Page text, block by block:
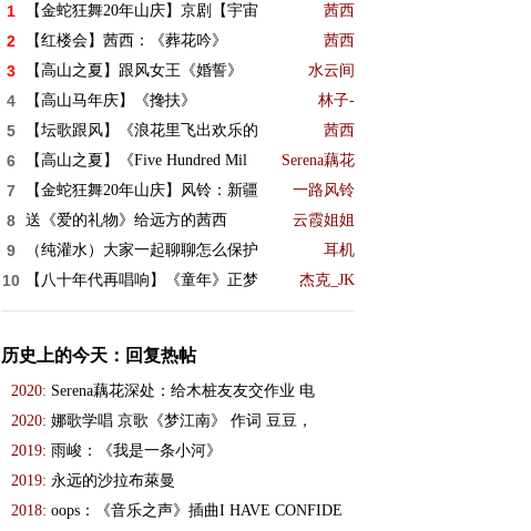
1 【金蛇狂舞20年山庆】京剧【宇宙 茜西
2 【红楼会】茜西：《葬花吟》 茜西
3 【高山之夏】跟风女王《婚誓》 水云间
4 【高山马年庆】《搀扶》 林子-
5 【坛歌跟风】《浪花里飞出欢乐的 茜西
6 【高山之夏】《Five Hundred Mil Serena藕花
7 【金蛇狂舞20年山庆】风铃：新疆 一路风铃
8 送《爱的礼物》给远方的茜西 云霞姐姐
9 （纯灌水）大家一起聊聊怎么保护 耳机
10 【八十年代再唱响】《童年》正梦 杰克_JK
历史上的今天：回复热帖
2020: Serena藕花深处：给木桩友友交作业 电
2020: 娜歌学唱 京歌《梦江南》 作词 豆豆，
2019: 雨峻：《我是一条小河》
2019: 永远的沙拉布萊曼
2018: oops：《音乐之声》插曲I HAVE CONFIDE